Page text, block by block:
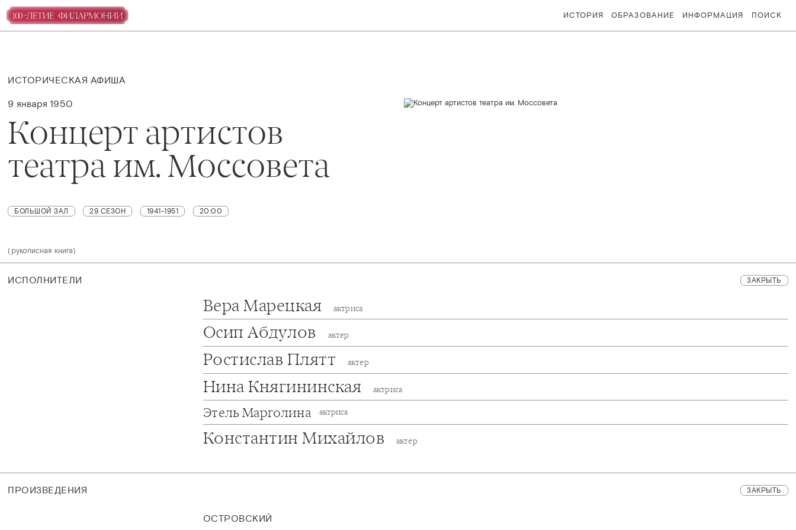
ИСТОРИЯ ОБРАЗОВАНИЕ ИНФОРМАЦИЯ ПОИСК
ИСТОРИЧЕСКАЯ АФИША
9 января 1950
Концерт артистов
театра им. Моссовета
БОЛЬШОЙ ЗАЛ 29 СЕЗОН 1941-1951 20:00
(рукописная книга)
ИСПОЛНИТЕЛИ ЗАКРЫТЬ
Вера Марецкая актриса
Осип Абдулов актер
Ростислав Плятт актер
Нина Княгининская актриса
Этель Марголина актриса
Константин Михайлов актер
ПРОИЗВЕДЕНИЯ ЗАКРЫТЬ
ОСТРОВСКИЙ